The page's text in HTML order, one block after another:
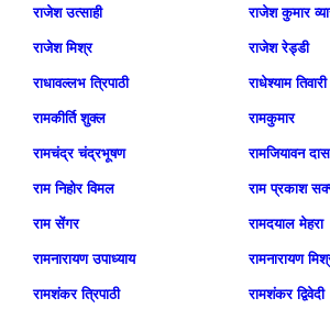
राजेश उत्साही राजेश कुमार
राजेश मिश्र राजेश रेड्डी
राधावल्लभ त्रिपाठी राधेश्‍याम तिवारी
रामकीर्ति शुक्ल रामकुमार
रामचंद्र चंद्रभूषण रामजियावन
राम निहोर विमल राम प्रकाश
राम सेंगर रामदयाल मेहरा
रामनारायण उपाध्याय रामनारायण
रामशंकर त्रिपाठी रामशंकर द्विवेदी